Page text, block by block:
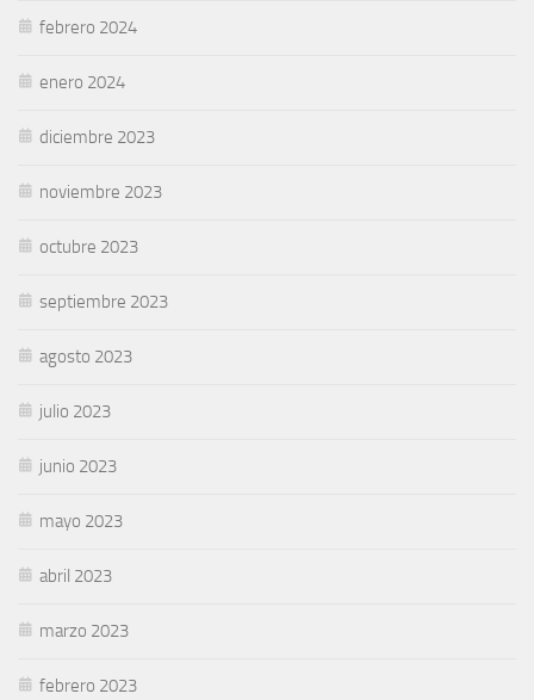
febrero 2024
enero 2024
diciembre 2023
noviembre 2023
octubre 2023
septiembre 2023
agosto 2023
julio 2023
junio 2023
mayo 2023
abril 2023
marzo 2023
febrero 2023